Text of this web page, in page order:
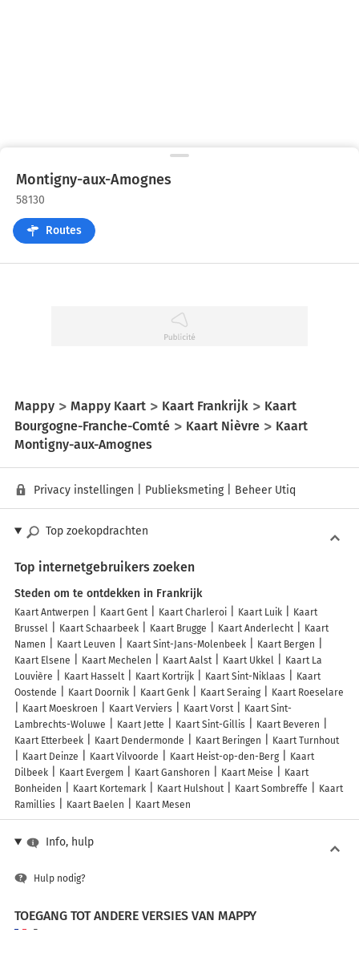
Montigny-aux-Amognes
58130
Routes
Mappy Mappy Kaart Kaart Frankrijk
Kaart
Bourgogne-Franche-Comté
Kaart Nièvre
Kaart
Montigny-aux-Amognes
Privacy instellingen Publieksmeting| Beheer Utiq
Top zoekopdrachten
Top internetgebruikers zoeken
Steden om te ontdekken in Frankrijk
Kaart Antwerpen Kaart Gent Kaart Charleroi Kaart Luik
Kaart
Brussel
Kaart Schaarbeek Kaart Brugge Kaart Anderlecht
Kaart
Namen
Kaart Leuven Kaart Sint-Jans-Molenbeek
Kaart Bergen
Kaart Elsene
Kaart Mechelen Kaart Aalst Kaart Ukkel
Kaart La
Louvière
Kaart Hasselt Kaart Kortrijk Kaart Sint-Niklaas
Kaart
Oostende
Kaart Doornik Kaart Genk Kaart Seraing
Kaart Roeselare
Kaart Moeskroen
Kaart Verviers Kaart Vorst
Kaart Sint-
Lambrechts-Woluwe
Kaart Jette Kaart Sint-Gillis
Kaart Beveren
Kaart Etterbeek
Kaart Dendermonde Kaart Beringen
Kaart Turnhout
Kaart Deinze
Kaart Vilvoorde Kaart Heist-op-den-Berg
Kaart
Dilbeek
Kaart Evergem Kaart Ganshoren Kaart Meise
Kaart
Bonheiden
Kaart Kortemark Kaart Hulshout Kaart Sombreffe
Kaart
Ramillies
Kaart Baelen Kaart Mesen
Info, hulp
Hulp nodig?
TOEGANG TOT ANDERE VERSIES VAN MAPPY
France